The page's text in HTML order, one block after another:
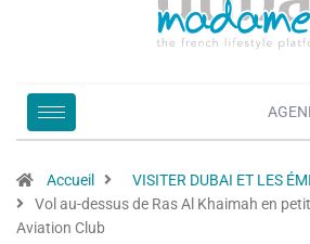
Accueil
VISITER DUBAI ET LES
Vol au-dessus de Ras Al Khaimah en
Aviation Club